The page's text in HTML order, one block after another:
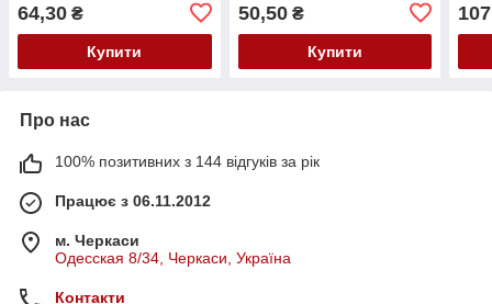
64,30 ₴
Купити
50,50₴
Купити
Про нас
100% позитивних з 144 відгуків за рік
Працює з 06.11.2012
м. Черкаси
Одесская 8/34, Черкаси, Україна
Контакти